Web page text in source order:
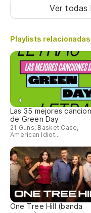
Ver todas
Playlists relacionadas
Las 35 mejores
de Green Day
21 Guns, Basket Case,
American Idiot...
One Tree Hill (banda